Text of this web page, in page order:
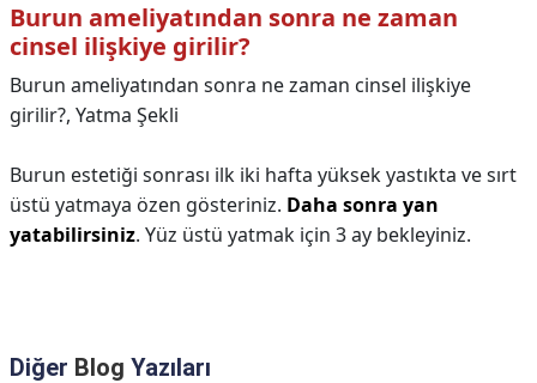
Burun ameliyatından sonra ne zaman
cinsel ilişkiye girilir?
Burun ameliyatından sonra ne zaman cinsel ilişkiye
girilir?, Yatma Şekli
Burun estetiği sonrası ilk iki hafta yüksek yastıkta ve sırt
üstü yatmaya özen gösteriniz. Daha sonra yan
yatabilirsiniz. Yüz üstü yatmak için 3 ay bekleyiniz.
Diğer Blog Yazıları